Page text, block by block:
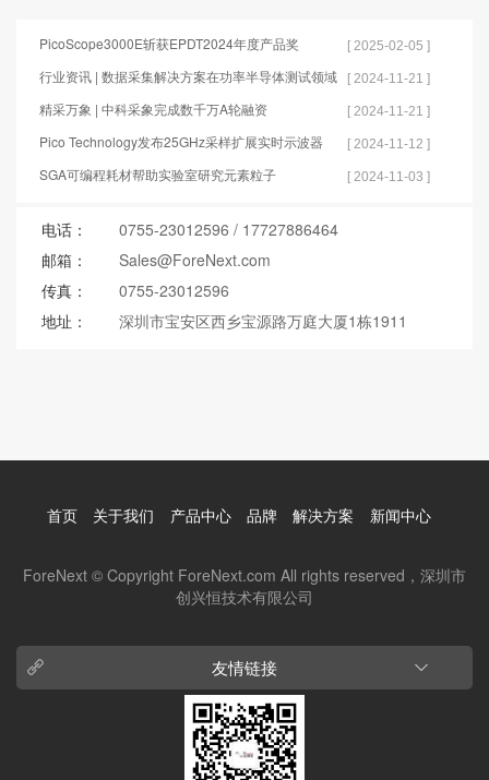
PicoScope3000E斩获EPDT2024年度产品奖 [ 2025-02-05 ]
行业资讯 | 数据采集解决方案在功率半导体测试领域
的应用
[ 2024-11-21 ]
精采万象 | 中科采象完成数千万A轮融资 [ 2024-11-21 ]
Pico Technology发布25GHz采样扩展实时示波器 [ 2024-11-12 ]
SGA可编程耗材帮助实验室研究元素粒子 [ 2024-11-03 ]
电话： 0755-23012596 / 17727886464
邮箱：
Sales@ForeNext.com
传真：
0755-23012596
地址：
深圳市宝安区西乡宝源路万庭大厦1栋1911
首页 关于我们 产品中心 品牌 解决方案 新闻中心
ForeNext © Copyright ForeNext.com All rights reserved，深圳市
创兴恒技术有限公司
友情链接